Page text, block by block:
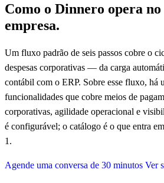
Como o Dinnero opera
empresa.
Um fluxo padrão de seis passos cobre o
despesas corporativas — da carga
contábil com o ERP. Sobre esse fluxo, há
funcionalidades que cobre meios de
corporativas, agilidade operacional e
é configurável; o catálogo é o que entra
1.
Agende uma conversa de 30 minutos Ver